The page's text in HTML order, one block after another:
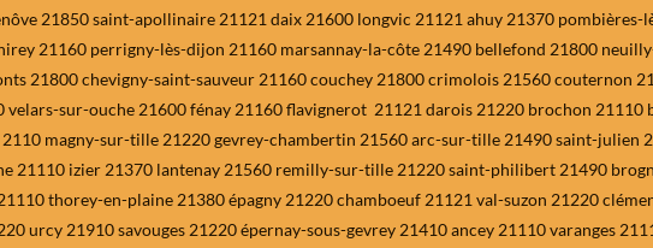
21850 saint-apollinaire 21121 daix 21600 longvic 21121 ahuy 21370
21160 perrigny-lès-dijon 21160 marsannay-la-côte 21490 bellefond 21800
21800 chevigny-saint-sauveur 21160 couchey 21800 crimolois 21560 couternon
velars-sur-ouche 21600 fénay 21160 flavignerot 21121 darois 21220 brochon
magny-sur-tille 21220 gevrey-chambertin 21560 arc-sur-tille 21490 saint-julien
21110 izier 21370 lantenay 21560 remilly-sur-tille 21220 saint-philibert 21490
thorey-en-plaine 21380 épagny 21220 chamboeuf 21121 val-suzon 21220
urcy 21910 savouges 21220 épernay-sous-gevrey 21410 ancey 21110 varanges